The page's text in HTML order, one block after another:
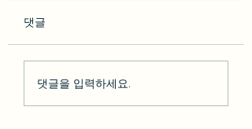
so********* 2023-02-10
댓글
댓글을 입력하세요.